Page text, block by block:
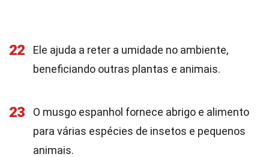
22
Ele ajuda a reter a umidade no ambiente,
beneficiando outras plantas e animais.
23
O musgo espanhol fornece abrigo e alimento
para várias espécies de insetos e pequenos
animais.